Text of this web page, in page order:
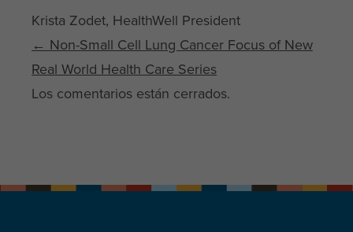
Krista Zodet, HealthWell President
Post navigation
← Non-Small Cell Lung Cancer Focus of New
Real World Health Care Series
Los comentarios están cerrados.